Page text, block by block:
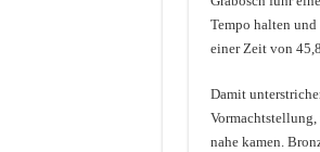
Tempo halten
einer Zeit von
Damit
nahe kamen.